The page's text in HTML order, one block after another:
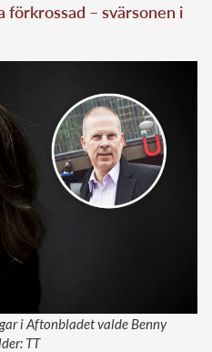
förkrossad – svärsonen i
i Aftonbladet valde Benny
TT